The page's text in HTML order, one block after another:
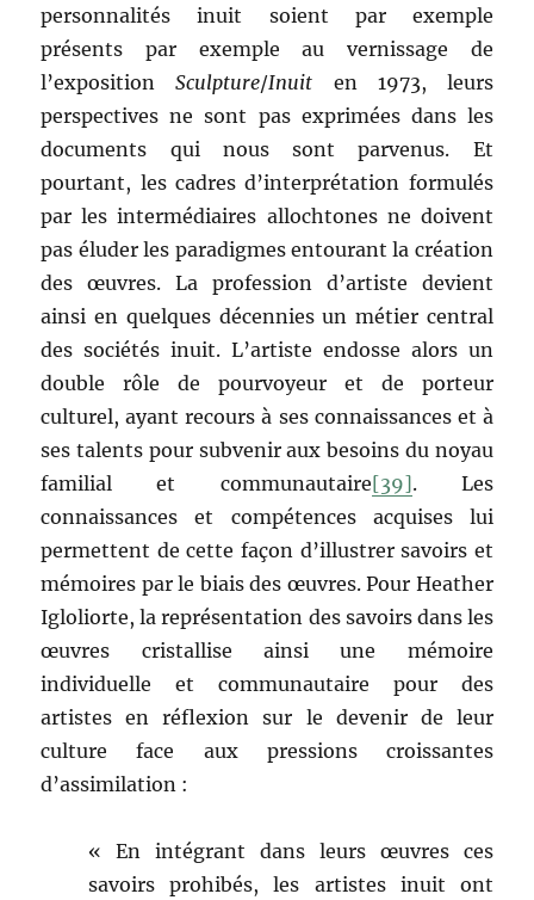
personnalités inuit soient par exemple
présents par exemple au vernissage de
l’expositionSculpture/Inuit en 1973, leurs
perspectives ne sont pas exprimées dans les
documents qui nous sont parvenus. Et
pourtant, les cadres d’interprétation formulés
par les intermédiaires allochtones ne doivent
pas éluder les paradigmes entourant la création
des œuvres. La profession d’artiste devient
ainsi en quelques décennies un métier central
des sociétés inuit. L’artiste endosse alors un
double rôle de pourvoyeur et de porteur
culturel, ayant recours à ses connaissances et à
ses talents pour subvenir aux besoins du noyau
familial et communautaire[39]. Les
connaissances et compétences acquises lui
permettent de cette façon d’illustrer savoirs et
mémoires par le biais des œuvres. Pour Heather
Igloliorte, la représentation des savoirs dans les
œuvres cristallise ainsi une mémoire
individuelle et communautaire pour des
artistes en réflexion sur le devenir de leur
culture face aux pressions croissantes
d’assimilation :
« En intégrant dans leurs œuvres ces
savoirs prohibés, les artistes inuit ont